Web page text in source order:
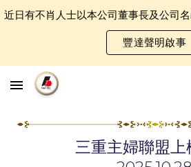
豐達聲明啟事
三重主婦聯盟上